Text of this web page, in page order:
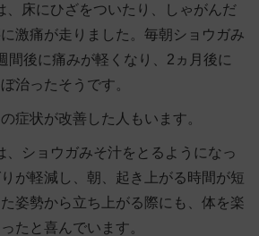
、床にひざをついたり、しゃがんだ
激痛が走りました。毎朝ショウガみ
間後に痛みが軽くなり、2ヵ月後に
治ったそうです。
症状が改善した人もいます。
、ショウガみそ汁をとるようになっ
が軽減し、朝、起き上がる時間が短
姿勢から立ち上がる際にも、体を楽
たと喜んでいます。